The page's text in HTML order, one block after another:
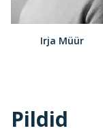
Irja Müür
Pildid